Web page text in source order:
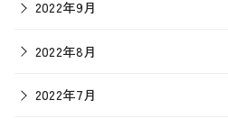
2022年9月
2022年8月
2022年7月